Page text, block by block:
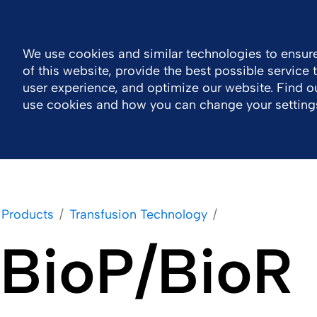
Company Work With Us Products
Products Transfusion Technology
BioP/BioR
We use cookies and similar technologies to
of this website, provide the best possible service
user experience, and optimize our website. Find
use cookies and how you can change your